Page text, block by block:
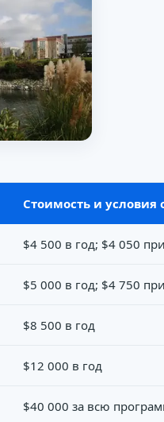
Стоимость и условия
$4 500 в год; $4 050
$5 000 в год; $4 750
$8 500 в год
$12 000 в год
$40 000 за всю